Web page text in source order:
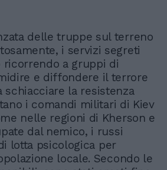
delle truppe sul terreno
i servizi segreti
ricorrendo a gruppi di
e diffondere il terrore
schiacciare la resistenza
i comandi militari di Kiev
nelle regioni di Kherson e
dal nemico, i russi
lotta psicologica per
locale. Secondo le